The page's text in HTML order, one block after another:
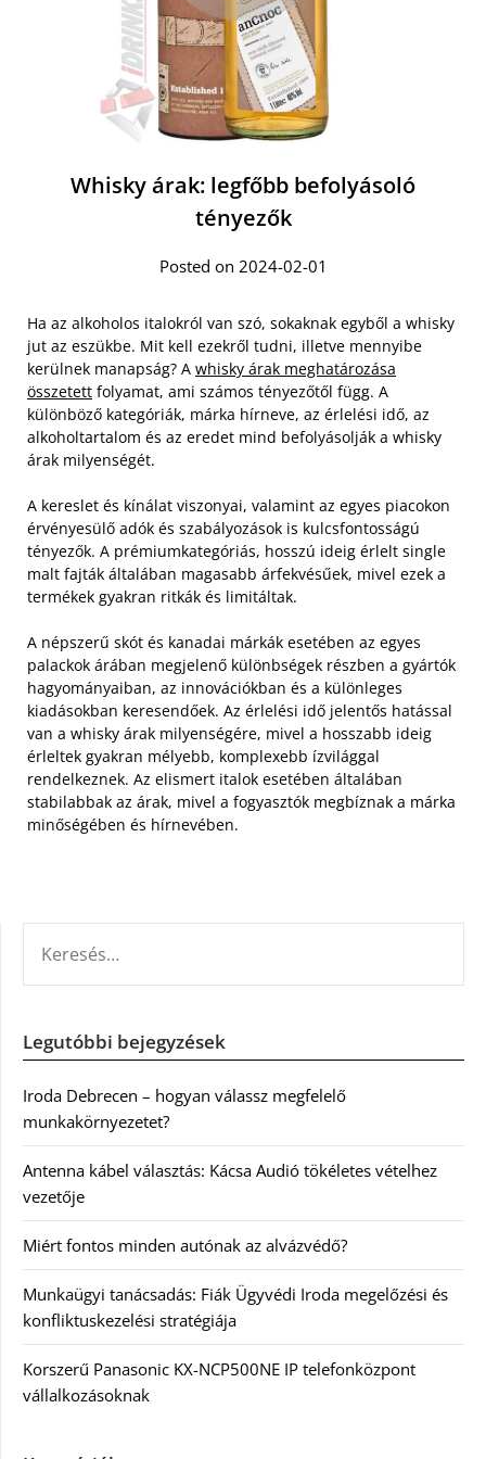
Whisky árak: legfőbb befolyásoló
tényezők
Posted on 2024-02-01
Ha az alkoholos italokról van szó, sokaknak egyből a whisky
jut az eszükbe. Mit kell ezekről tudni, illetve mennyibe
kerülnek manapság? A whisky árak meghatározása
összetett folyamat, ami számos tényezőtől függ. A
különböző kategóriák, márka hírneve, az érlelési idő, az
alkoholtartalom és az eredet mind befolyásolják a whisky
árak milyenségét.
A kereslet és kínálat viszonyai, valamint az egyes piacokon
érvényesülő adók és szabályozások is kulcsfontosságú
tényezők. A prémiumkategóriás, hosszú ideig érlelt single
malt fajták általában magasabb árfekvésűek, mivel ezek a
termékek gyakran ritkák és limitáltak.
A népszerű skót és kanadai márkák esetében az egyes
palackok árában megjelenő különbségek részben a gyártók
hagyományaiban, az innovációkban és a különleges
kiadásokban keresendőek. Az érlelési idő jelentős hatással
van a whisky árak milyenségére, mivel a hosszabb ideig
érleltek gyakran mélyebb, komplexebb ízvilággal
rendelkeznek. Az elismert italok esetében általában
stabilabbak az árak, mivel a fogyasztók megbíznak a márka
minőségében és hírnevében.
Legutóbbi bejegyzések
Iroda Debrecen – hogyan válassz megfelelő
munkakörnyezetet?
Antenna kábel választás: Kácsa Audió tökéletes vételhez
vezetője
Miért fontos minden autónak az alvázvédő?
Munkaügyi tanácsadás: Fiák Ügyvédi Iroda megelőzési és
konfliktuskezelési stratégiája
Korszerű Panasonic KX-NCP500NE IP telefonközpont
vállalkozásoknak